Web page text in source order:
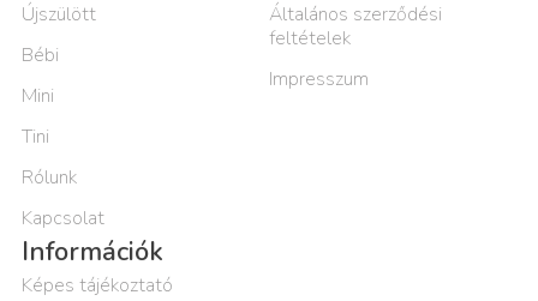
Újszülött
Bébi
Mini
Tini
Rólunk
Kapcsolat
Általános szerződési
feltételek
Impresszum
Információk
Képes tájékoztató